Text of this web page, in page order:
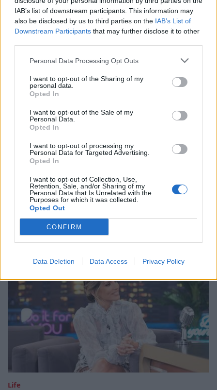
IAB’s list of downstream participants. This information may
also be disclosed by us to third parties on the IAB’s List of
Downstream Participants that may further disclose it to other
Personal Data Processing Opt Outs
I want to opt-out of the Sharing of my
personal data.
Opted In
I want to opt-out of the Sale of my
Personal Data.
Opted In
I want to opt-out of processing my
Personal Data for Targeted Advertising.
Opted In
I want to opt-out of Collection, Use,
Retention, Sale, and/or Sharing of my
Personal Data that Is Unrelated with the
Purposes for which it was collected.
Opted Out
CONFIRM
Data Deletion Data Access Privacy Policy
Life